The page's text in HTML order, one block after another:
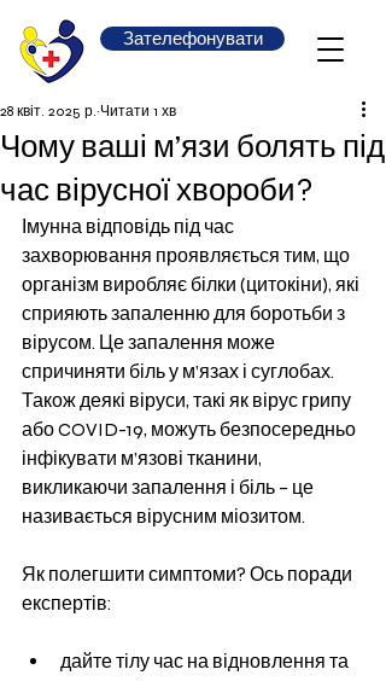
Зателефонувати
Чому ваші м’язи болять під
час вірусної хвороби?
28 квіт. 2025 р. Читати 1 хв
Імунна відповідь під час
захворювання проявляється тим, що
організм виробляє білки (цитокіни), які
сприяють запаленню для боротьби з
вірусом. Це запалення може
спричиняти біль у м’язах і суглобах.
Також деякі віруси, такі як вірус грипу
або COVID-19, можуть безпосередньо
інфікувати м’язові тканини,
викликаючи запалення і біль – це
називається вірусним міозитом.
Як полегшити симптоми? Ось поради
експертів:
дайте тілу час на відновлення та